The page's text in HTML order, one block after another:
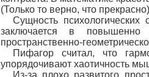
(Только то верно, что
Сущность
заключается в повышенно
пространственно-
Пифагор считал, что
упорядочивают хаотичность
Из-за плохо развитого